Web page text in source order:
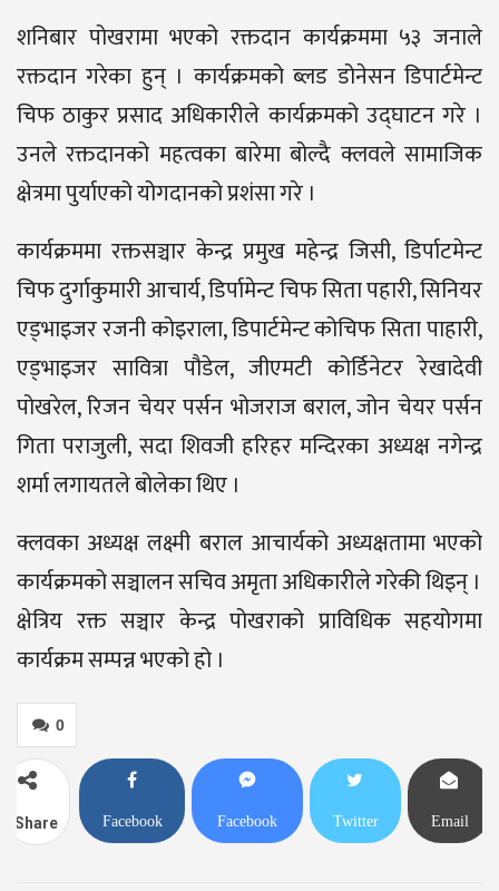
शनिबार पोखरामा भएको रक्तदान कार्यक्रममा ५३ जनाले
रक्तदान गरेका हुन् । कार्यक्रमको ब्लड डोनेसन डिपार्टमेन्ट
चिफ ठाकुर प्रसाद अधिकारीले कार्यक्रमको उद्घाटन गरे ।
उनले रक्तदानको महत्वका बारेमा बोल्दै क्लवले सामाजिक
क्षेत्रमा पुर्याएको योगदानको प्रशंसा गरे ।
कार्यक्रममा रक्तसञ्चार केन्द्र प्रमुख महेन्द्र जिसी, डिर्पाटमेन्ट
चिफ दुर्गाकुमारी आचार्य, डिर्पामेन्ट चिफ सिता पहारी, सिनियर
एड्भाइजर रजनी कोइराला, डिपार्टमेन्ट कोचिफ सिता पाहारी,
एड्भाइजर सावित्रा पौडेल, जीएमटी कोर्डिनेटर रेखादेवी
पोखरेल, रिजन चेयर पर्सन भोजराज बराल, जोन चेयर पर्सन
गिता पराजुली, सदा शिवजी हरिहर मन्दिरका अध्यक्ष नगेन्द्र
शर्मा लगायतले बोलेका थिए ।
क्लवका अध्यक्ष लक्ष्मी बराल आचार्यको अध्यक्षतामा भएको
कार्यक्रमको सञ्चालन सचिव अमृता अधिकारीले गरेकी थिइन् ।
क्षेत्रिय रक्त सञ्चार केन्द्र पोखराको प्राविधिक सहयोगमा
कार्यक्रम सम्पन्न भएको हो ।
0
Share Facebook Facebook Twitter Email